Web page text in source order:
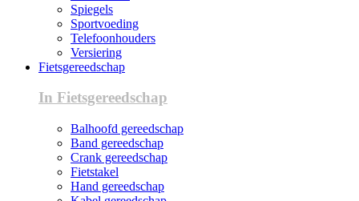
Spiegels
Sportvoeding
Telefoonhouders
Versiering
Fietsgereedschap
In Fietsgereedschap
Balhoofd gereedschap
Band gereedschap
Crank gereedschap
Fietstakel
Hand gereedschap